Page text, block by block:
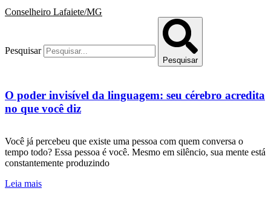
Conselheiro Lafaiete/MG
Pesquisar
Pesquisar
O poder invisível da linguagem: seu cérebro acredita
no que você diz
Você já percebeu que existe uma pessoa com quem conversa o
tempo todo? Essa pessoa é você. Mesmo em silêncio, sua mente está
constantemente produzindo
Leia mais